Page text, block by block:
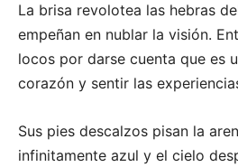
La brisa revolotea las hebras
empeñan en nublar la visión.
locos por darse cuenta que es
corazón y sentir las
Sus pies descalzos pisan la
infinitamente azul y el cielo